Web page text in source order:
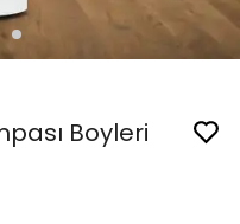
Boyleri